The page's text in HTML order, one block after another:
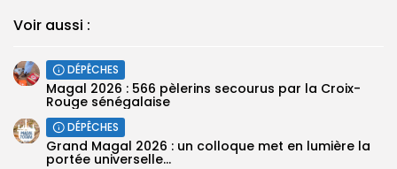
Voir aussi :
DÉPÊCHES
Magal 2026 : 566 pèlerins secourus par la Croix-
Rouge sénégalaise
DÉPÊCHES
Grand Magal 2026 : un colloque met en lumière la
portée universelle...